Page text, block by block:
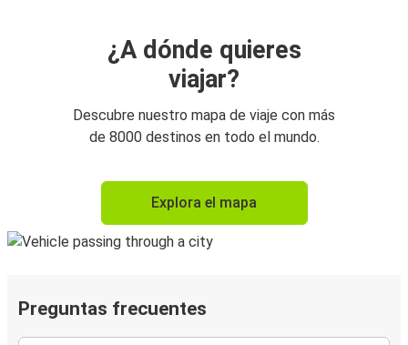
¿A dónde quieres
viajar?
Descubre nuestro mapa de viaje con más
de 8000 destinos en todo el mundo.
Explora el mapa
Preguntas frecuentes